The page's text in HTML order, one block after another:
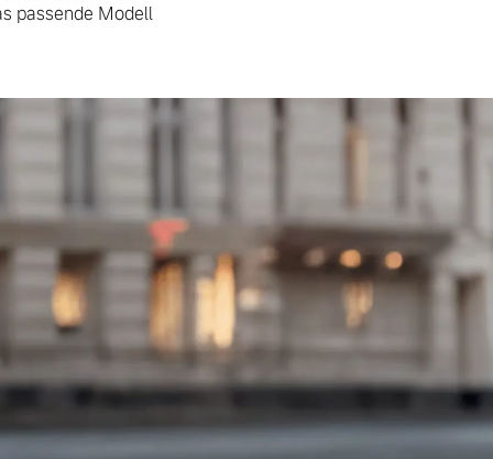
passende Modell